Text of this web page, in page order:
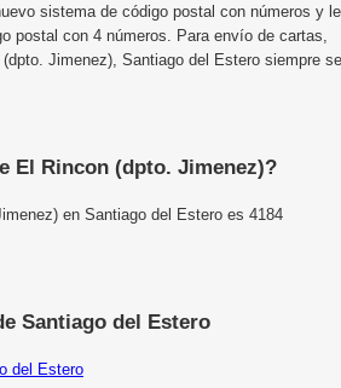
sistema de código postal con números y
postal con 4 números. Para envío de cartas,
Jimenez), Santiago del Estero siempre se
El Rincon (dpto. Jimenez)?
en Santiago del Estero es 4184
Santiago del Estero
del Estero